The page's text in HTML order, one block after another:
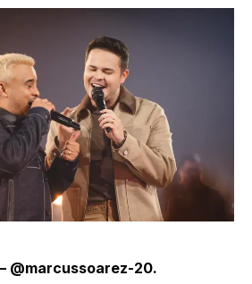
@marcussoarez-20.